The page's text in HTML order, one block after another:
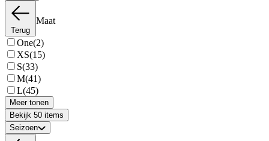
Terug
Maat
One(2)
XS(15)
S(33)
M(41)
L(45)
Meer tonen
Bekijk 50 items
Seizoen